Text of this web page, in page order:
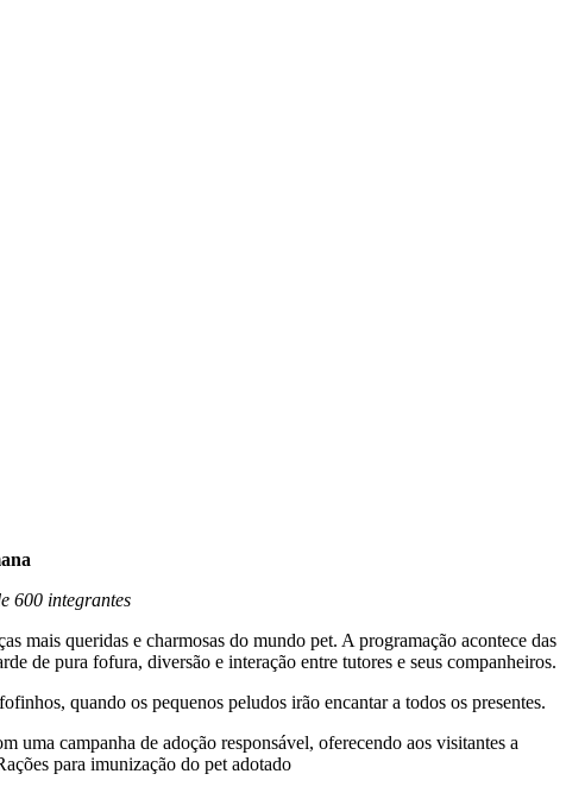
600 integrantes
mais queridas e charmosas do mundo pet. A programação acontece das
de pura fofura, diversão e interação entre tutores e seus companheiros.
quando os pequenos peludos irão encantar a todos os presentes.
campanha de adoção responsável, oferecendo aos visitantes a
para imunização do pet adotado